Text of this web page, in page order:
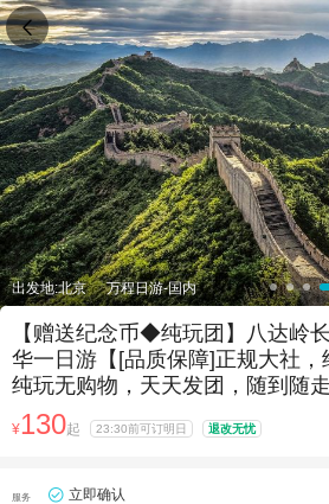
出发地:北京 万程日游-国内
【赠送纪念币◆纯玩团】八达岭
华一日游【[品质保障]正规大社
纯玩无购物，天天发团，随到随走
¥130起 23:30前可订明日 退改无忧
服务 立即确认
